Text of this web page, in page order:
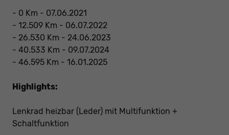
- 0 Km - 07.06.2021
- 12.509 Km - 06.07.2022
- 26.530 Km - 24.06.2023
- 40.533 Km - 09.07.2024
- 46.595 Km - 16.01.2025
Highlights:
Lenkrad heizbar (Leder) mit Multifunktion +
Schaltfunktion